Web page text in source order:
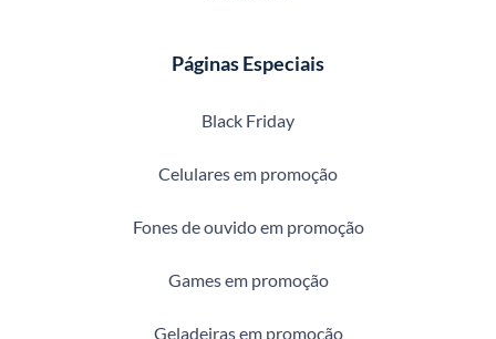
Páginas Especiais
Black Friday
Celulares em promoção
Fones de ouvido em promoção
Games em promoção
Geladeiras em promoção